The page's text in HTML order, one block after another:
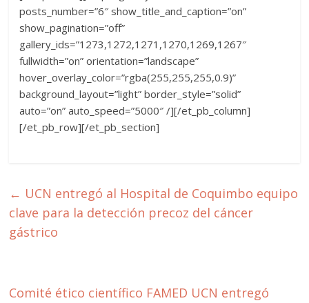
posts_number=”6″ show_title_and_caption=”on”
show_pagination=”off”
gallery_ids=”1273,1272,1271,1270,1269,1267″
fullwidth=”on” orientation=”landscape”
hover_overlay_color=”rgba(255,255,255,0.9)”
background_layout=”light” border_style=”solid”
auto=”on” auto_speed=”5000″ /][/et_pb_column]
[/et_pb_row][/et_pb_section]
← UCN entregó al Hospital de Coquimbo equipo
clave para la detección precoz del cáncer
gástrico
Comité ético científico FAMED UCN entregó